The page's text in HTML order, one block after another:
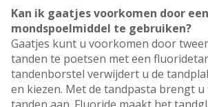
Kan ik gaatjes voorkomen door een
mondspoelmiddel te gebruiken?
Gaatjes kunt u voorkomen door
tanden te poetsen met een
tandenborstel verwijdert u de
en kiezen. Met de tandpasta brengt